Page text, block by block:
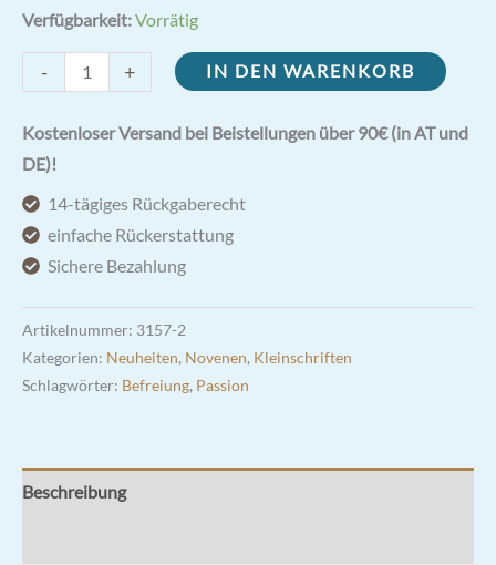
Verfügbarkeit:Vorrätig
-
Wunden
der
Abtreibung
Menge
+ IN DEN WARENKORB
Kostenloser Versand bei Beistellungen über 90€ (in AT und
DE)!
14-tägiges Rückgaberecht
einfache Rückerstattung
Sichere Bezahlung
Artikelnummer: 3157-2
Kategorien: Neuheiten, Novenen, Kleinschriften
Schlagwörter: Befreiung, Passion
Beschreibung